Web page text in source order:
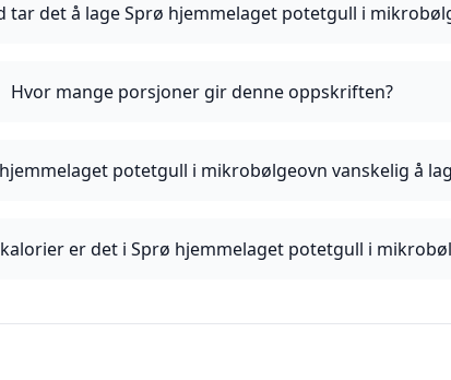
tar det å lage Sprø hjemmelaget potetgull i
Hvor mange porsjoner gir denne oppskriften?
potetgull i mikrobølgeovn vanskelig å
er det i Sprø hjemmelaget potetgull i